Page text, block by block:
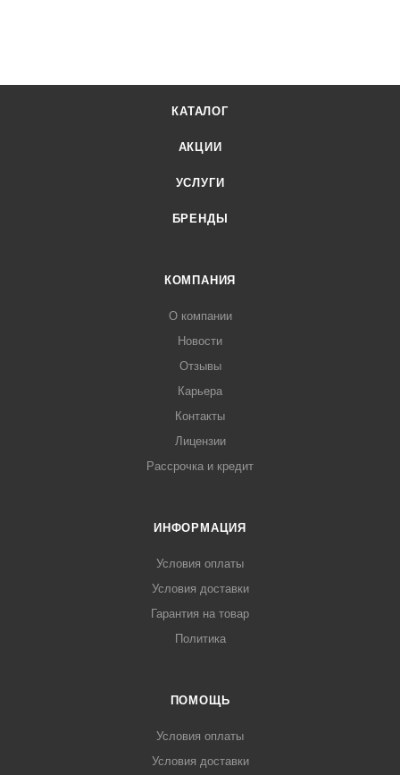
КАТАЛОГ
АКЦИИ
УСЛУГИ
БРЕНДЫ
КОМПАНИЯ
О компании
Новости
Отзывы
Карьера
Контакты
Лицензии
Рассрочка и кредит
ИНФОРМАЦИЯ
Условия оплаты
Условия доставки
Гарантия на товар
Политика
ПОМОЩЬ
Условия оплаты
Условия доставки